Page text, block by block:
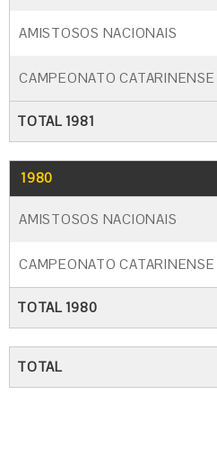
AMISTOSOS NACIONAIS
CAMPEONATO CATARINENSE
TOTAL 1981
1980
AMISTOSOS NACIONAIS
CAMPEONATO CATARINENSE
TOTAL 1980
TOTAL